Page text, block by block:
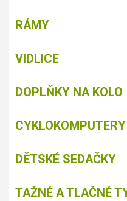
RÁMY
VIDLICE
DOPLŇKY NA KOLO
DĚTSKÉ SEDAČKY
TAŽNÉ A TLAČNÉ